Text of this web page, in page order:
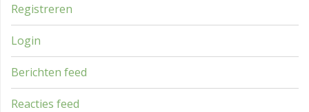
Registreren
Login
Berichten feed
Reacties feed